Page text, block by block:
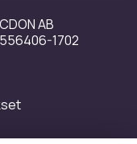
AB
1702